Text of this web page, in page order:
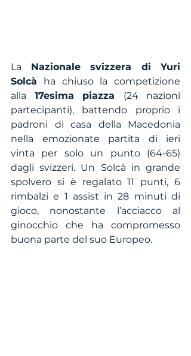
La Nazionale svizzera di Yuri
Solcà ha chiuso la competizione
alla 17esima piazza (24 nazioni
partecipanti), battendo proprio i
padroni di casa della Macedonia
nella emozionate partita di ieri
vinta per solo un punto (64-65)
dagli svizzeri. Un Solcà in grande
spolvero si è regalato 11 punti, 6
rimbalzi e 1 assist in 28 minuti di
gioco, nonostante l’acciacco al
ginocchio che ha compromesso
buona parte del suo Europeo.